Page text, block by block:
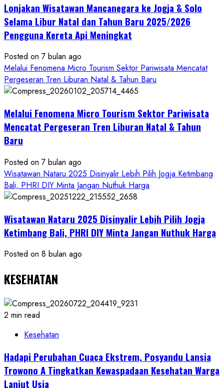
Budaya
2027
Lonjakan Wisatawan Mancanegara ke Jogja & Solo
Selama Libur Natal dan Tahun Baru 2025/2026
Pengguna Kereta Api Meningkat
Posted on 7 bulan ago
Melalui Fenomena Micro Tourism Sektor Pariwisata Mencatat
Pergeseran Tren Liburan Natal & Tahun Baru
Melalui Fenomena Micro Tourism Sektor Pariwisata
Mencatat Pergeseran Tren Liburan Natal & Tahun
Baru
Posted on 7 bulan ago
Wisatawan Nataru 2025 Disinyalir Lebih Pilih Jogja Ketimbang
Bali, PHRI DIY Minta Jangan Nuthuk Harga
Wisatawan Nataru 2025 Disinyalir Lebih Pilih Jogja
Ketimbang Bali, PHRI DIY Minta Jangan Nuthuk Harga
Posted on 8 bulan ago
KESEHATAN
2 min read
Kesehatan
Hadapi Perubahan Cuaca Ekstrem, Posyandu Lansia
Trowono A Tingkatkan Kewaspadaan Kesehatan Warga
Lanjut Usia